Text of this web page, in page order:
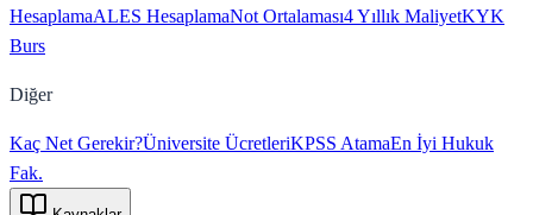
HesaplamaALES HesaplamaNot Ortalaması4 Yıllık MaliyetKYK
Burs
Diğer
Kaç Net Gerekir?Üniversite ÜcretleriKPSS AtamaEn İyi Hukuk
Fak.